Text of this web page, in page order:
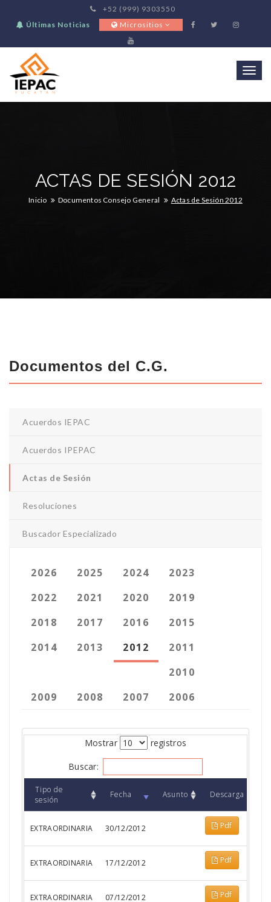
+52 (999) 9303550
Últimas Noticias
Micrositios
ACTAS DE SESIÓN 2012
Inicio Documentos Consejo General Actas de Sesión 2012
Documentos del C.G.
Acuerdos IEPAC
Acuerdos IPEPAC
Actas de Sesión
Resoluciones
Buscador Especializado
2026 2025 2024
2023
2022
2021 2020
2019
2018
2017 2016
2015
2014
2013 2012
2011
2010
2009
2008 2007 2006
Mostrar registros
Buscar:
Tipo de
sesión
Fecha Asunto Descarga
EXTRAORDINARIA 30/12/2012 Pdf
EXTRAORDINARIA 17/12/2012 Pdf
EXTRAORDINARIA 07/12/2012 Pdf